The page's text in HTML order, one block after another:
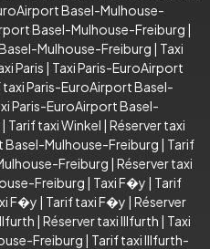
Basel-Mulhouse-
Basel-Mulhouse-Freiburg |
Mulhouse-Freiburg | Taxi
Paris | Taxi Paris-EuroAirport
taxi Paris-EuroAirport Basel-
Paris-EuroAirport Basel-
| Tarif taxi Winkel | Réserver taxi
Basel-Mulhouse-Freiburg | Tarif
Freiburg | Réserver taxi
Freiburg | Taxi F�y | Tarif
F�y | Tarif taxi F�y | Réserver
| Réserver taxi Illfurth | Taxi
Freiburg | Tarif taxi Illfurth-